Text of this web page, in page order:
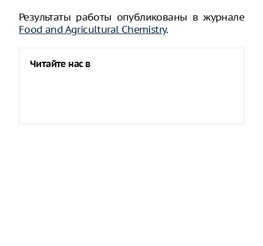
Результаты работы опубликованы в журнале
Food and Agricultural Chemistry.
Читайте нас в